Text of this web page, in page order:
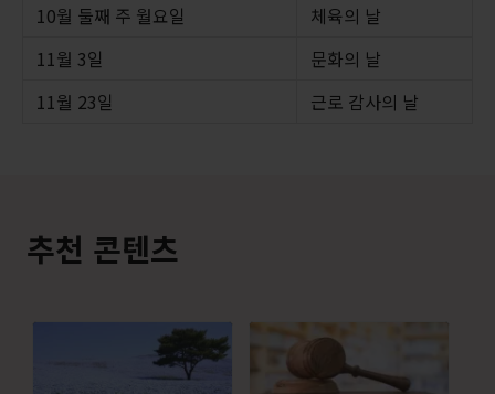
10월 둘째 주 월요일
체육의 날
11월 3일
문화의 날
11월 23일
근로 감사의 날
추천 콘텐츠